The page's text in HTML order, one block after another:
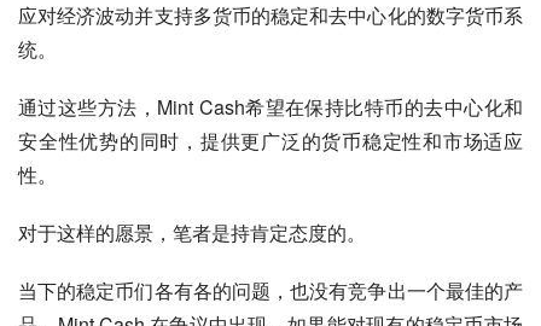
应对经济波动并支持多货币的稳定和去中心化的数字货币系
统。
通过这些方法，Mint Cash希望在保持比特币的去中心化和
安全性优势的同时，提供更广泛的货币稳定性和市场适应
性。
对于这样的愿景，笔者是持肯定态度的。
当下的稳定币们各有各的问题，也没有竞争出一个最佳的产